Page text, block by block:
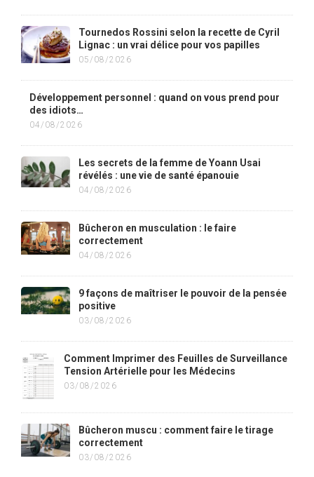
Tournedos Rossini selon la recette de Cyril
Lignac : un vrai délice pour vos papilles
05/08/2026
Développement personnel : quand on vous prend pour
des idiots…
04/08/2026
Les secrets de la femme de Yoann Usai
révélés : une vie de santé épanouie
04/08/2026
Bûcheron en musculation : le faire
correctement
04/08/2026
9 façons de maîtriser le pouvoir de la pensée
positive
03/08/2026
Comment Imprimer des Feuilles de Surveillance
Tension Artérielle pour les Médecins
03/08/2026
Bûcheron muscu : comment faire le tirage
correctement
03/08/2026